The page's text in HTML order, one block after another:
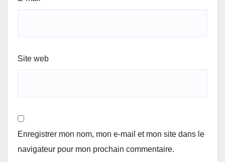
Site web
Enregistrer mon nom, mon e-mail et mon site dans le
navigateur pour mon prochain commentaire.